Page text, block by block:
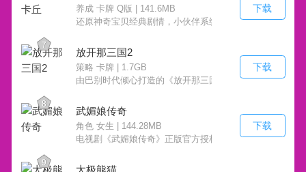
养成 卡牌 Q版 | 141.6MB
还原神奇宝贝经典剧情，小伙伴系统疯狂来袭！
下载
7
放开那三国2
策略 卡牌 | 1.7GB
由巴别时代倾心打造的《放开那三国》是本年度重磅上线
下载
8
武媚娘传奇
角色 女生 | 144.28MB
电视剧《武媚娘传奇》正版官方授权手游，独创剧情同步
下载
9
太极熊猫